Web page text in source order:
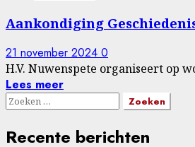
Aankondiging
21 november 2024 0
H.V. Nuwenspete organiseert op
Lees meer
Zoeken
Recente berichten